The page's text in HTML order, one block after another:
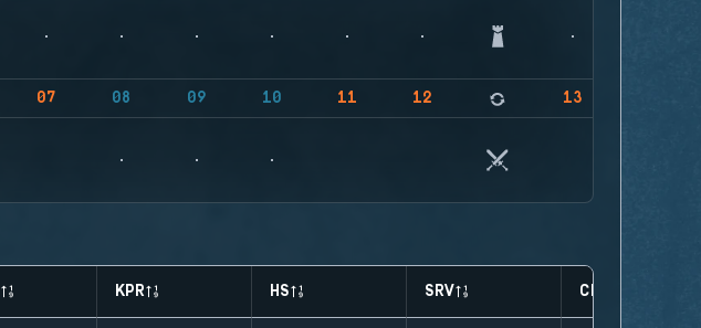
07 08 09 10 11 12 13
KPR HS SRV CLUTCHES